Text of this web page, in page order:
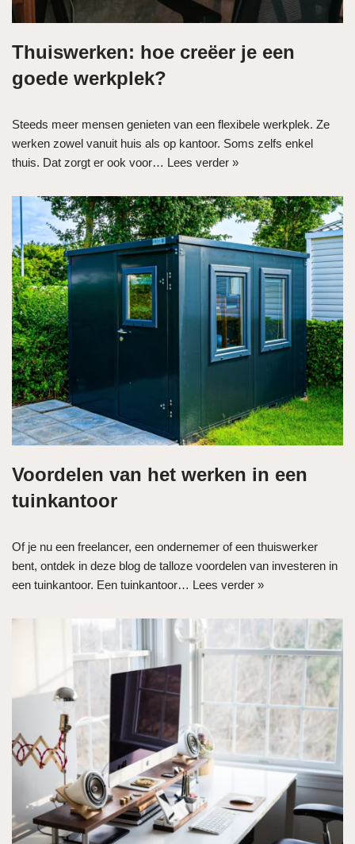
Thuiswerken: hoe creëer je een
goede werkplek?
Steeds meer mensen genieten van een flexibele werkplek. Ze
werken zowel vanuit huis als op kantoor. Soms zelfs enkel
thuis. Dat zorgt er ook voor… Lees verder »
Voordelen van het werken in een
tuinkantoor
Of je nu een freelancer, een ondernemer of een thuiswerker
bent, ontdek in deze blog de talloze voordelen van investeren in
een tuinkantoor. Een tuinkantoor… Lees verder »